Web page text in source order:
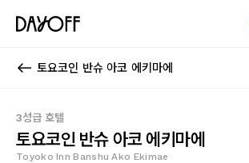
토요코인 반슈 아코 에키마에
3성급 호텔
토요코인 반슈 아코 에키마에
Toyoko Inn Banshu Ako Ekimae